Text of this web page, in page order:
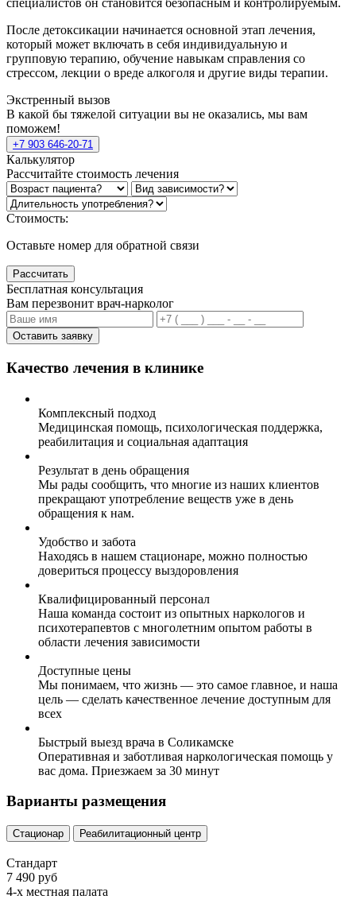
специалистов он становится безопасным и контролируемым.
После детоксикации начинается основной этап лечения,
который может включать в себя индивидуальную и
групповую терапию, обучение навыкам справления со
стрессом, лекции о вреде алкоголя и другие виды терапии.
Экстренный вызов
В какой бы тяжелой ситуации вы не оказались, мы вам
поможем!
+7 903 646-20-71
Калькулятор
Рассчитайте стоимость лечения
Стоимость:
Оставьте номер для обратной связи
Рассчитать
Бесплатная консультация
Вам перезвонит врач-нарколог
Оставить заявку
Качество лечения в клинике
Комплексный подход
Медицинская помощь, психологическая поддержка,
реабилитация и социальная адаптация
Результат в день обращения
Мы рады сообщить, что многие из наших клиентов
прекращают употребление веществ уже в день
обращения к нам.
Удобство и забота
Находясь в нашем стационаре, можно полностью
довериться процессу выздоровления
Квалифицированный персонал
Наша команда состоит из опытных наркологов и
психотерапевтов с многолетним опытом работы в
области лечения зависимости
Доступные цены
Мы понимаем, что жизнь — это самое главное, и наша
цель — сделать качественное лечение доступным для
всех
Быстрый выезд врача в Соликамске
Оперативная и заботливая наркологическая помощь у
вас дома. Приезжаем за 30 минут
Варианты размещения
Стационар Реабилитационный центр
Стандарт
7 490 руб
4-х местная палата